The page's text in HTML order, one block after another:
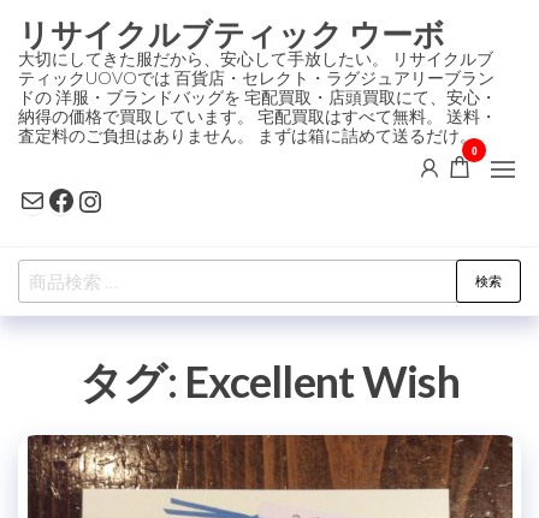
ン
テ
ン
ツ
プ
リサイクルブティック ウーボ
大切にしてきた服だから、安心して手放したい。 リサイクルブ
ティックUOVOでは 百貨店・セレクト・ラグジュアリーブラン
ドの 洋服・ブランドバッグを 宅配買取・店頭買取にて、安心・
納得の価格で買取しています。 宅配買取はすべて無料。 送料・
査定料のご負担はありません。 まずは箱に詰めて送るだけ。
MailFacebook
Instagram
0
検
索
検索
タグ: Excellent Wish